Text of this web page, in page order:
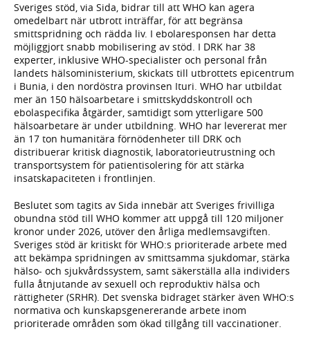
Sveriges stöd, via Sida, bidrar till att WHO kan agera
omedelbart när utbrott inträffar, för att begränsa
smittspridning och rädda liv. I ebolaresponsen har detta
möjliggjort snabb mobilisering av stöd. I DRK har 38
experter, inklusive WHO-specialister och personal från
landets hälsoministerium, skickats till utbrottets epicentrum
i Bunia, i den nordöstra provinsen Ituri. WHO har utbildat
mer än 150 hälsoarbetare i smittskyddskontroll och
ebolaspecifika åtgärder, samtidigt som ytterligare 500
hälsoarbetare är under utbildning. WHO har levererat mer
än 17 ton humanitära förnödenheter till DRK och
distribuerar kritisk diagnostik, laboratorieutrustning och
transportsystem för patientisolering för att stärka
insatskapaciteten i frontlinjen.
Beslutet som tagits av Sida innebär att Sveriges frivilliga
obundna stöd till WHO kommer att uppgå till 120 miljoner
kronor under 2026, utöver den årliga medlemsavgiften.
Sveriges stöd är kritiskt för WHO:s prioriterade arbete med
att bekämpa spridningen av smittsamma sjukdomar, stärka
hälso- och sjukvårdssystem, samt säkerställa alla individers
fulla åtnjutande av sexuell och reproduktiv hälsa och
rättigheter (SRHR). Det svenska bidraget stärker även WHO:s
normativa och kunskapsgenererande arbete inom
prioriterade områden som ökad tillgång till vaccinationer.